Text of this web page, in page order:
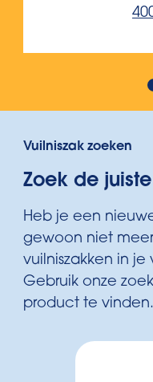
Vuilniszak zoeken
Zoek de
Heb je een
gewoon niet
vuilniszakken in je
Gebruik onze
product te vinden.